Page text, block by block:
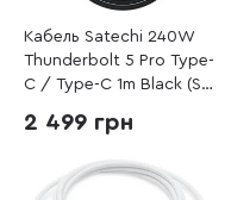
Кабель Satechi 240W
Thunderbolt 5 Pro Type-
C / Type-C 1m Black (ST-
2 499 грн